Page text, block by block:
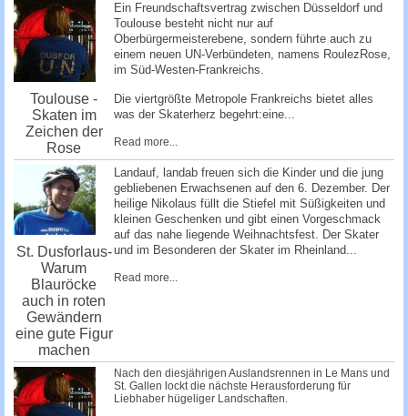
Toulouse -
Skaten im
Zeichen der
Rose
Ein Freundschaftsvertrag zwischen Düsseldorf und
Toulouse besteht nicht nur auf
Oberbürgermeisterebene, sondern führte auch zu
einem neuen UN-Verbündeten, namens RoulezRose,
im Süd-Westen-Frankreichs.
Die viertgrößte Metropole Frankreichs bietet alles
was der Skaterherz begehrt:eine...
Read more...
St. Dusforlaus-
Warum
Blauröcke
auch in roten
Gewändern
eine gute Figur
machen
Landauf, landab freuen sich die Kinder und die jung
gebliebenen Erwachsenen auf den 6. Dezember. Der
heilige Nikolaus füllt die Stiefel mit Süßigkeiten und
kleinen Geschenken und gibt einen Vorgeschmack
auf das nahe liegende Weihnachtsfest. Der Skater
und im Besonderen der Skater im Rheinland...
Read more...
Nach den diesjährigen Auslandsrennen in Le Mans und
St. Gallen lockt die nächste Herausforderung für
Liebhaber hügeliger Landschaften.